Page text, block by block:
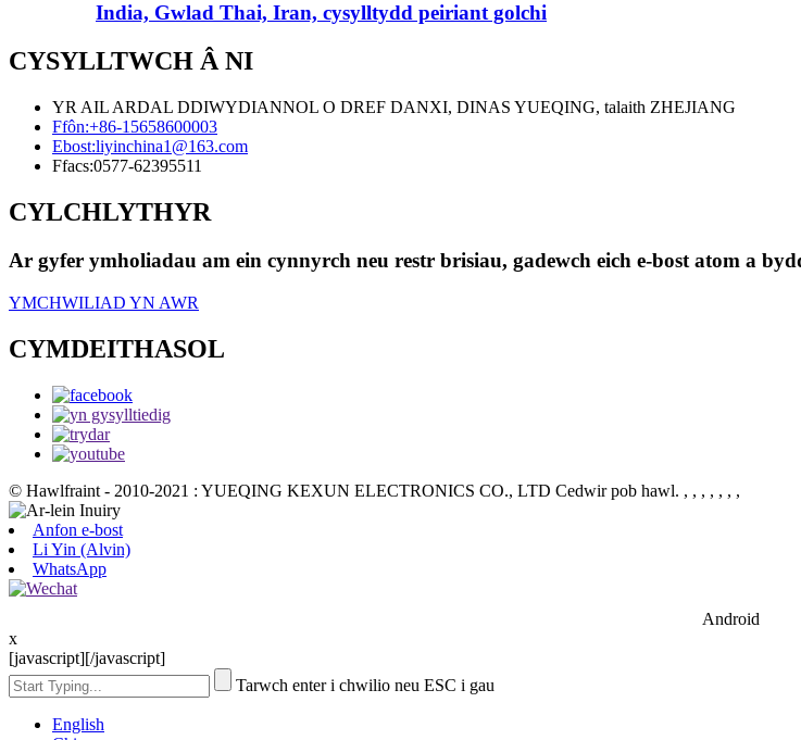
India, Gwlad Thai, Iran, cysylltydd peiriant golchi
CYSYLLTWCH Â NI
YR AIL ARDAL DDIWYDIANNOL O DREF DANXI, DINAS YUEQING, talaith ZHEJIANG
Ffôn:+86-15658600003
Ebost:liyinchina1@163.com
Ffacs:0577-62395511
CYLCHLYTHYR
Ar gyfer ymholiadau am ein cynnyrch neu restr brisiau, gadewch eich e-bost atom a
YMCHWILIAD YN AWR
CYMDEITHASOL
© Hawlfraint - 2010-2021 : YUEQING KEXUN ELECTRONICS CO., LTD Cedwir pob hawl. , , , , , , ,
Anfon e-bost
Li Yin (Alvin)
WhatsApp
Android
x
[javascript][/javascript]
Tarwch enter i chwilio neu ESC i gau
English